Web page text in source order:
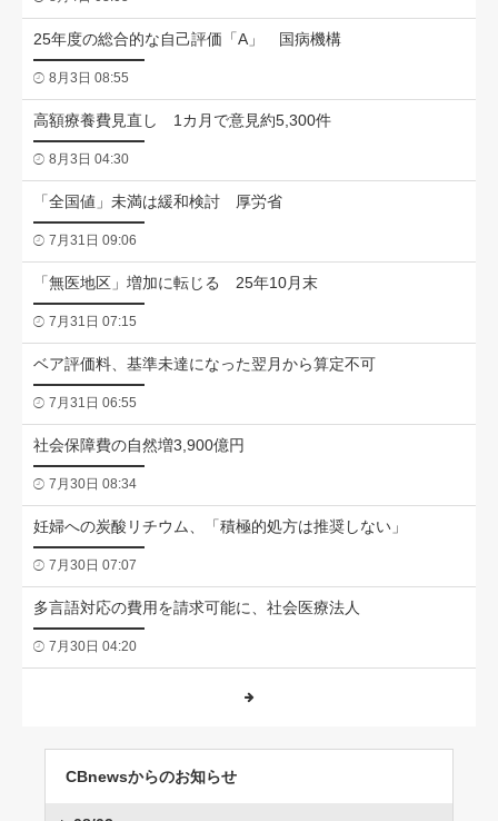
25年度の総合的な自己評価「A」 国病機構
8月3日 08:55
高額療養費見直し 1カ月で意見約5,300件
8月3日 04:30
「全国値」未満は緩和検討 厚労省
7月31日 09:06
「無医地区」増加に転じる 25年10月末
7月31日 07:15
ベア評価料、基準未達になった翌月から算定不可
7月31日 06:55
社会保障費の自然増3,900億円
7月30日 08:34
妊婦への炭酸リチウム、「積極的処方は推奨しない」
7月30日 07:07
多言語対応の費用を請求可能に、社会医療法人
7月30日 04:20
CBnewsからのお知らせ